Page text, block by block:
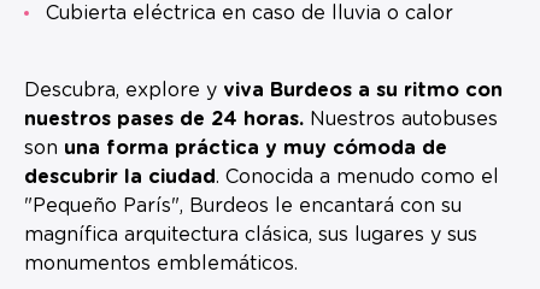
Cubierta eléctrica en caso de lluvia o calor
Descubra, explore y viva Burdeos a su ritmo con
nuestros pases de 24 horas. Nuestros autobuses
son una forma práctica y muy cómoda de
descubrir la ciudad. Conocida a menudo como el
"Pequeño París", Burdeos le encantará con su
magnífica arquitectura clásica, sus lugares y sus
monumentos emblemáticos.